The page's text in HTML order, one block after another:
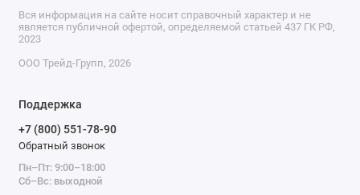
Вся информация на сайте носит справочный характер и не
является публичной офертой, определяемой статьей 437 ГК РФ,
2023
ООО Трейд-Групп, 2026
Поддержка
+7 (800) 551-78-90
Обратный звонок
Пн–Пт: 9:00–18:00
Сб–Вс: выходной